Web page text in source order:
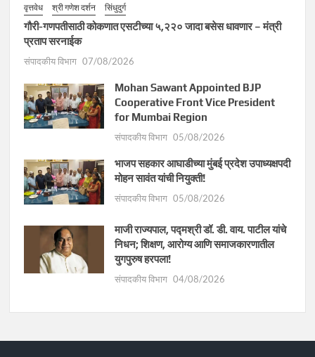
वृत्तवेध श्री गणेश दर्शन सिंधुदुर्ग
गौरी-गणपतीसाठी कोकणात एसटीच्या ५,२२० जादा बसेस धावणार – मंत्री
प्रताप सरनाईक
संपादकीय विभाग 07/08/2026
Mohan Sawant Appointed BJP
Cooperative Front Vice President
for Mumbai Region
संपादकीय विभाग 05/08/2026
भाजप सहकार आघाडीच्या मुंबई प्रदेश उपाध्यक्षपदी
मोहन सावंत यांची नियुक्ती!
संपादकीय विभाग 05/08/2026
माजी राज्यपाल, पद्मश्री डॉ. डी. वाय. पाटील यांचे
निधन; शिक्षण, आरोग्य आणि समाजकारणातील
युगपुरुष हरपला!
संपादकीय विभाग 04/08/2026